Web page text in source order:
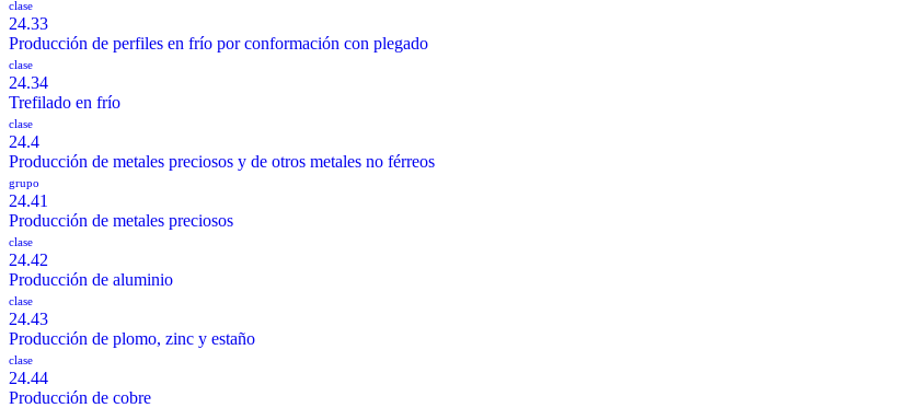
clase
24.33
Producción de perfiles en frío por conformación con plegado
clase
24.34
Trefilado en frío
clase
24.4
Producción de metales preciosos y de otros metales no férreos
grupo
24.41
Producción de metales preciosos
clase
24.42
Producción de aluminio
clase
24.43
Producción de plomo, zinc y estaño
clase
24.44
Producción de cobre